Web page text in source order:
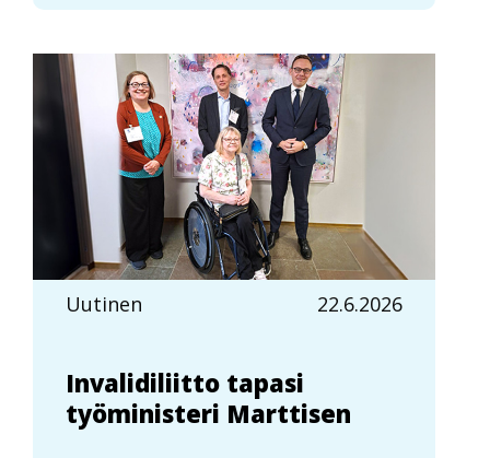
Uutinen 22.6.2026
Invalidiliitto tapasi
työministeri Marttisen